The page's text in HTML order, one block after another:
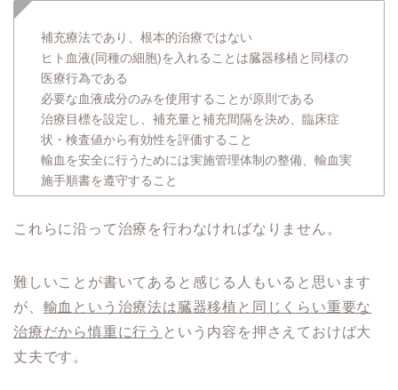
補充療法であり、根本的治療ではない
ヒト血液(同種の細胞)を入れることは臓器移植と同様の
医療行為である
必要な血液成分のみを使用することが原則である
治療目標を設定し、補充量と補充間隔を決め、臨床症
状・検査値から有効性を評価すること
輸血を安全に行うためには実施管理体制の整備、輸血実
施手順書を遵守すること
これらに沿って治療を行わなければなりません。
難しいことが書いてあると感じる人もいると思います
が、 輸血という治療法は臓器移植と同じくらい重要な
治療だから慎重に行う という内容を押さえておけば大
丈夫です。